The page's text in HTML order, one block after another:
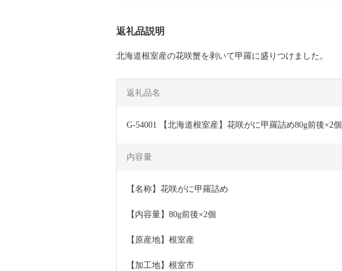
返礼品説明
北海道根室産の花咲蟹を剥いて甲羅に盛りつけました。
返礼品名
G-54001 【北海道根室産】花咲がに甲羅詰め80g前後×2個
内容量
【名称】花咲がに甲羅詰め
【内容量】80g前後×2個
【原産地】根室産
【加工地】根室市